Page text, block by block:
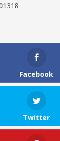
Facebook
Twitter